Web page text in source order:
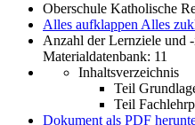
Oberschule Katholische
Alles aufklappen Alles
Anzahl der Lernziele und
Materialdatenbank: 11
Inhaltsverzeichnis
Teil
Teil
Dokument als PDF